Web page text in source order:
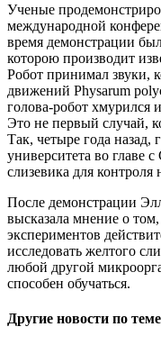
Ученые
международной
время демонстрации
которою производит
Робот принимал звуки,
движений Physarum
голова-робот хмурился
Это не первый случай,
Так, четыре года назад,
университета во главе
слизевика для
После демонстрации
высказала мнение о
экспериментов
исследовать желтого
любой другой
способен обучаться.
Другие новости по теме